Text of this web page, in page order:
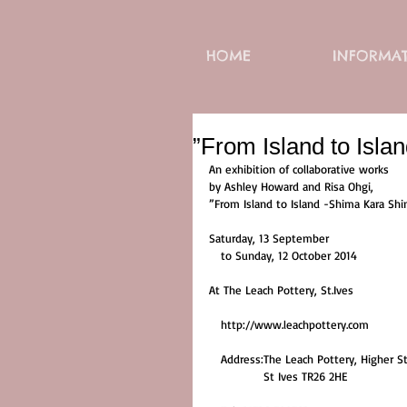
HOME
”From Island to
An exhibition of collaborative works
by Ashley Howard and Risa Ohgi,
”From Island to Island -Shima Kara
Saturday, 13 September
to Sunday, 12 October 2014
At The Leach Pottery, St.Ives
http://www.leachpottery.com
Address:The Leach Pottery, Higher
               St Ives TR26 2HE